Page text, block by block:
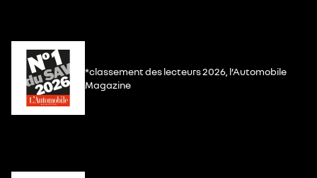
*classement des lecteurs 2026, l’Automobile
Magazine